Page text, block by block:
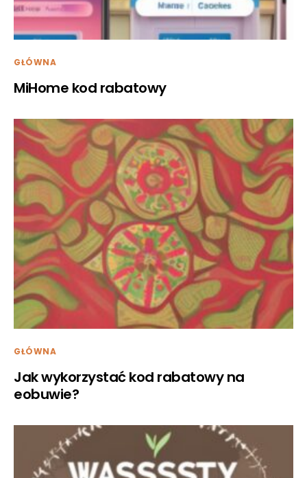
GŁÓWNA
MiHome kod rabatowy
GŁÓWNA
Jak wykorzystać kod rabatowy na
eobuwie?